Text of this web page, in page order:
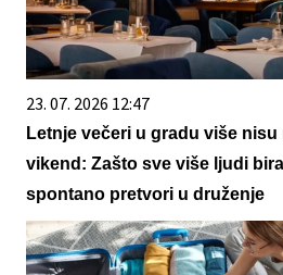
23. 07. 2026 12:47
Letnje večeri u gradu više nisu
vikend: Zašto sve više ljudi
spontano pretvori u druženje